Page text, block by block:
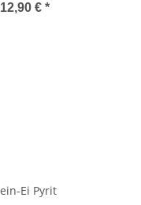
12,90 € *